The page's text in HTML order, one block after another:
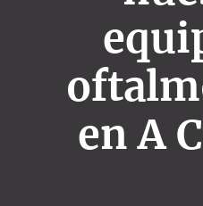
en A